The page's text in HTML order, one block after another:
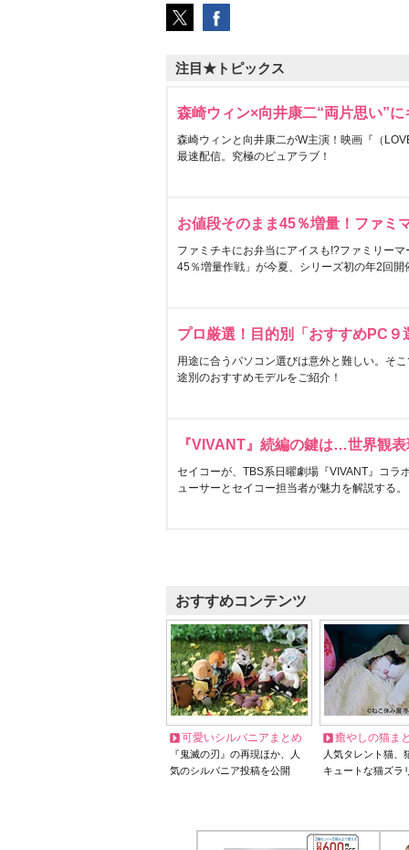
注目★トピックス
森崎ウィン×向井康二“両片思い”
森崎ウィンと向井康二がW主演！映画『（
最速配信。究極のピュアラブ！
お値段そのまま45％増量！ファミ
ファミチキにお弁当にアイスも!?ファミリー
45％増量作戦」が今夏、シリーズ初の年2回開
プロ厳選！目的別「おすすめPC９
用途に合うパソコン選びは意外と難しい。そ
途別のおすすめモデルをご紹介！
『VIVANT』続編の鍵は…世界観
セイコーが、TBS系日曜劇場『VIVANT』コラ
ューサーとセイコー担当者が魅力を解説する。
おすすめコンテンツ
可愛いシルバニアまとめ
『鬼滅の刃』の再現ほか、人
気のシルバニア投稿を公開
癒やしの猫ま
人気タレント猫
キュートな猫ズラ